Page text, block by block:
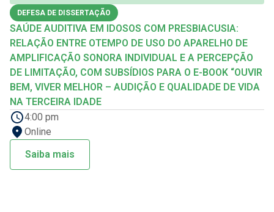
DEFESA DE DISSERTAÇÃO
SAÚDE AUDITIVA EM IDOSOS COM PRESBIACUSIA:
RELAÇÃO ENTRE OTEMPO DE USO DO APARELHO DE
AMPLIFICAÇÃO SONORA INDIVIDUAL E A PERCEPÇÃO
DE LIMITAÇÃO, COM SUBSÍDIOS PARA O E-BOOK “OUVIR
BEM, VIVER MELHOR – AUDIÇÃO E QUALIDADE DE VIDA
NA TERCEIRA IDADE
4:00 pm
Online
Saiba mais